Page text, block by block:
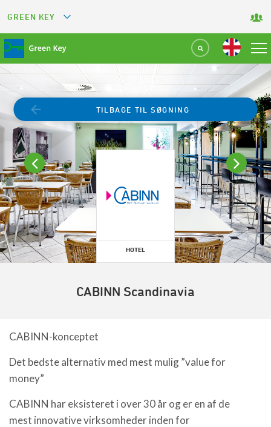
GREEN KEY
GREEN RESTAURANT
GREEN SPORT FACILITY
GREEN TOURISM ORGANIZATION
GREEN CAMPING
GREEN ATTRACTION
HOTEL
TILBAGE TIL SØGNING
CABINN Scandinavia
CABINN-konceptet
Det bedste alternativ med mest mulig ”value for
money”
CABINN har eksisteret i over 30 år og er en af de
mest innovative virksomheder inden for